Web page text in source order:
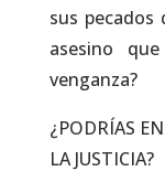
sus pecados
asesino
venganza?
¿PODRÍAS
LA JUSTICIA?